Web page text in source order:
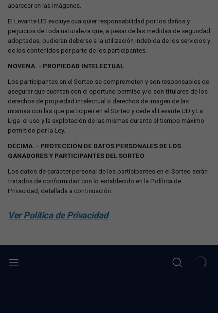
aparecer en las imágenes.
El Levante UD excluye cualquier responsabilidad por los daños y
perjuicios de toda naturaleza que, a pesar de las medidas de seguridad
adoptadas, pudieran deberse a la utilización indebida de los servicios y
de los contenidos por parte de los participantes.
NOVENA. - PROPIEDAD INTELECTUAL
Los participantes en el Sorteo se comprometen y son responsables de
asegurar que cuentan con el oportuno permiso y/o son titulares de los
derechos de propiedad intelectual o derechos de imagen de las
mismas con las que participen en el Sorteo y cede al Levante UD y La
Liga el uso y la explotación de las mismas durante el tiempo máximo
permitido por la Ley.
DÉCIMA. - PROTECCIÓN DE DATOS PERSONALES DE LOS
GANADORES Y PARTICIPANTES DEL SORTEO
Los datos de carácter personal de los participantes en el Sorteo serán
tratados de conformidad con lo establecido en la Política de
Privacidad, detallada a continuación:
Ver Política de Privacidad